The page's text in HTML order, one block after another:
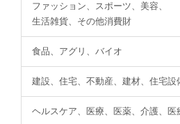
ファッション、スポーツ、美容、
生活雑貨、その他消費財
食品、アグリ、バイオ
建設、住宅、不動産、建材、住宅設
ヘルスケア、医療、医薬、介護、医